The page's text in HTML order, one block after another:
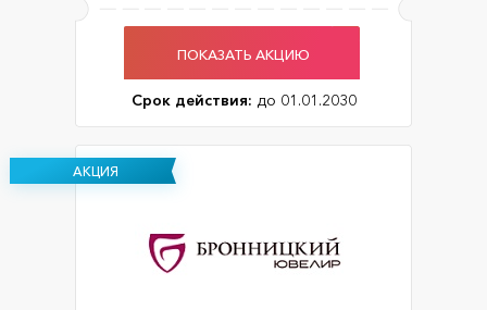
ПОКАЗАТЬ АКЦИЮ
Срок действия: до 01.01.2030
АКЦИЯ